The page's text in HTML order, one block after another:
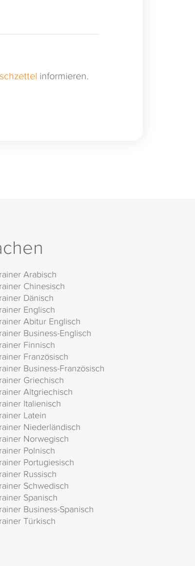
informieren.
Arabisch
Chinesisch
Dänisch
Englisch
Abitur Englisch
Business-Englisch
Finnisch
Französisch
Business-Französisch
Griechisch
Altgriechisch
Italienisch
Latein
Niederländisch
Norwegisch
Polnisch
Portugiesisch
Russisch
Schwedisch
Spanisch
Business-Spanisch
Türkisch